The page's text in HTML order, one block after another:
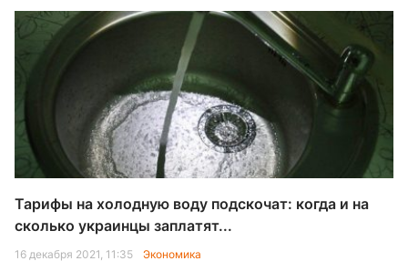
Тарифы на холодную воду подскочат: когда и на
сколько украинцы заплатят...
16 декабря 2021, 11:35 Экономика